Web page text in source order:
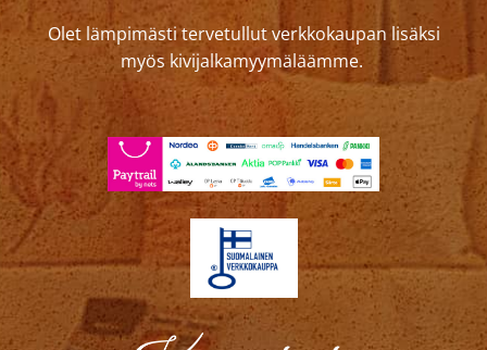
Olet lämpimästi tervetullut verkkokaupan lisäksi
myös kivijalkamyymäläämme.